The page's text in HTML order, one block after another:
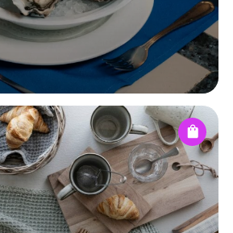
Accueil
Bonnes adresses
Quartiers
Blog